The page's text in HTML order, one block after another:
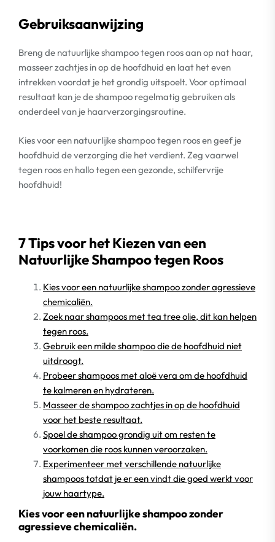
Gebruiksaanwijzing
Breng de natuurlijke shampoo tegen roos aan op nat haar,
masseer zachtjes in op de hoofdhuid en laat het even
intrekken voordat je het grondig uitspoelt. Voor optimaal
resultaat kan je de shampoo regelmatig gebruiken als
onderdeel van je haarverzorgingsroutine.
Kies voor een natuurlijke shampoo tegen roos en geef je
hoofdhuid de verzorging die het verdient. Zeg vaarwel
tegen roos en hallo tegen een gezonde, schilfervrije
hoofdhuid!
7 Tips voor het Kiezen van een
Natuurlijke Shampoo tegen Roos
Kies voor een natuurlijke shampoo zonder agressieve
chemicaliën.
Zoek naar shampoos met tea tree olie, dit kan helpen
tegen roos.
Gebruik een milde shampoo die de hoofdhuid niet
uitdroogt.
Probeer shampoos met aloë vera om de hoofdhuid
te kalmeren en hydrateren.
Masseer de shampoo zachtjes in op de hoofdhuid
voor het beste resultaat.
Spoel de shampoo grondig uit om resten te
voorkomen die roos kunnen veroorzaken.
Experimenteer met verschillende natuurlijke
shampoos totdat je er een vindt die goed werkt voor
jouw haartype.
Kies voor een natuurlijke shampoo zonder
agressieve chemicaliën.